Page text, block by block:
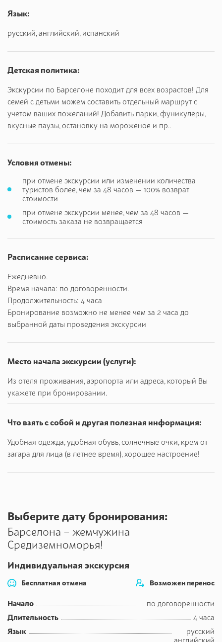
заглянем на шумный базар La Boquería, окунемся в аромат
кофе, восточных сладостей, фруктов со всего мира,
визитной карточкой города – потрясающей Саградой
Фамилией. Нас ожидает шикарной панорамой города с
холма Монтжуик, поднимемся к старинной крепости
XVIIIвека на фуникулере. Откуда открывается
умопомрачительный вид. Вы увидите красивые сады
экзотических растений. Вместе мы заглянем в
ботанический сад с видом на самый выдающийся порт
города, прогуляемся по его очаровательным набережным
и проедем в Олимпийский порт.
А также нас ожидает – фотосессия в самых красивых
локациях, знакомство с необычной архитектурой стиля
Каталонский Модерн: Госпиталь Сан Пау, Каса Мила, Каса
традициями и культурой каталонского народа.
Во время нашего автомобильного путешествия вы
услышите множество легенд, захватывающих историй и у
вас не останется шанса не влюбиться в этот потрясающий
город, который вы увидите моими глазами. Барселона –
похитит ваше сердце, вы захотите сюда возвращаться
вновь и вновь!
Это потрясающий город со своей удивительной историей.
современную часть города и старые кварталы Барсино,
пропитанные магией веков. Барселона - похитит ваше
множество раз!
Язык:
русский, английский, испанский
Детская политика:
Экскурсии по Барселоне походит для всех возрастов! Для
семей с детьми можем составить отдельный маршрут с
учетом ваших пожеланий! Добавить парки, фуникулеры,
вкусные паузы, остановку на мороженое и пр..
Условия отмены:
при отмене экскурсии или изменении количества
туристов более, чем за 48 часов — 100% возврат
стоимости
при отмене экскурсии менее, чем за 48 часов —
стоимость заказа не возвращается
Расписание сервиса:
Ежедневно.
Время начала: по договоренности.
Продолжительность: 4 часа
Бронирование возможно не менее чем за 2 часа до
выбранной даты проведения экскурсии
Место начала экскурсии (услуги):
Из отеля проживания, аэропорта или адреса, который Вы
укажете при бронировании.
Что взять с собой и другая полезная информация:
Удобная одежда, удобная обувь, солнечные очки, крем от
загара для лица (в летнее время), хорошее настроение!
Выберите дату бронирования:
Барселона – жемчужина
Средиземноморья!
Индивидуальная экскурсия
Бесплатная отмена Возможен перенос
Начало
по договоренности
Длительность
4 часа
Язык
русский
английский